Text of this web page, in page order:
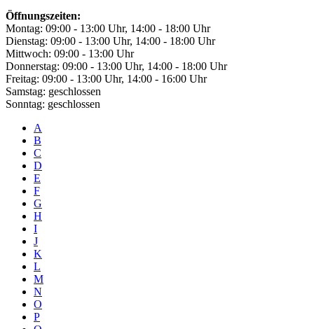
Öffnungszeiten:
Montag: 09:00 - 13:00 Uhr, 14:00 - 18:00 Uhr
Dienstag: 09:00 - 13:00 Uhr, 14:00 - 18:00 Uhr
Mittwoch: 09:00 - 13:00 Uhr
Donnerstag: 09:00 - 13:00 Uhr, 14:00 - 18:00 Uhr
Freitag: 09:00 - 13:00 Uhr, 14:00 - 16:00 Uhr
Samstag: geschlossen
Sonntag: geschlossen
A
B
C
D
E
F
G
H
I
J
K
L
M
N
O
P